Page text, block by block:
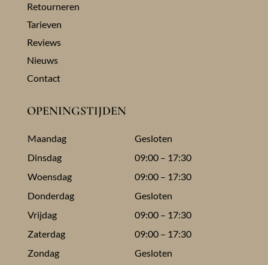
Retourneren
Tarieven
Reviews
Nieuws
Contact
OPENINGSTIJDEN
Maandag
Gesloten
Dinsdag
09:00 – 17:30
Woensdag
09:00 – 17:30
Donderdag
Gesloten
Vrijdag
09:00 – 17:30
Zaterdag
09:00 – 17:30
Zondag
Gesloten